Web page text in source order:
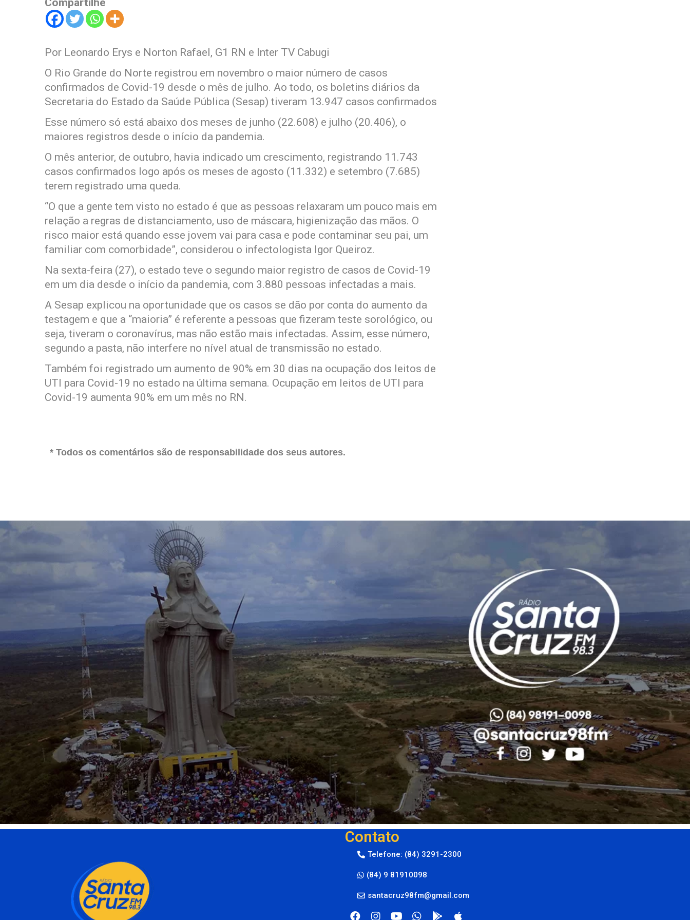
Compartilhe
Por Leonardo Erys e Norton Rafael, G1 RN e Inter TV Cabugi
O Rio Grande do Norte registrou em novembro o maior número de casos
confirmados de Covid-19 desde o mês de julho. Ao todo, os boletins diários da
Secretaria do Estado da Saúde Pública (Sesap) tiveram 13.947 casos confirmados
Esse número só está abaixo dos meses de junho (22.608) e julho (20.406), o
maiores registros desde o início da pandemia.
O mês anterior, de outubro, havia indicado um crescimento, registrando 11.743
casos confirmados logo após os meses de agosto (11.332) e setembro (7.685)
terem registrado uma queda.
“O que a gente tem visto no estado é que as pessoas relaxaram um pouco mais em
relação a regras de distanciamento, uso de máscara, higienização das mãos. O
risco maior está quando esse jovem vai para casa e pode contaminar seu pai, um
familiar com comorbidade”, considerou o infectologista Igor Queiroz.
Na sexta-feira (27), o estado teve o segundo maior registro de casos de Covid-19
em um dia desde o início da pandemia, com 3.880 pessoas infectadas a mais.
A Sesap explicou na oportunidade que os casos se dão por conta do aumento da
testagem e que a “maioria” é referente a pessoas que fizeram teste sorológico, ou
seja, tiveram o coronavírus, mas não estão mais infectadas. Assim, esse número,
segundo a pasta, não interfere no nível atual de transmissão no estado.
Também foi registrado um aumento de 90% em 30 dias na ocupação dos leitos de
UTI para Covid-19 no estado na última semana. Ocupação em leitos de UTI para
Covid-19 aumenta 90% em um mês no RN.
* Todos os comentários são de responsabilidade dos seus autores.
Contato
Telefone: (84) 3291-2300
(84) 9 81910098
santacruz98fm@gmail.com